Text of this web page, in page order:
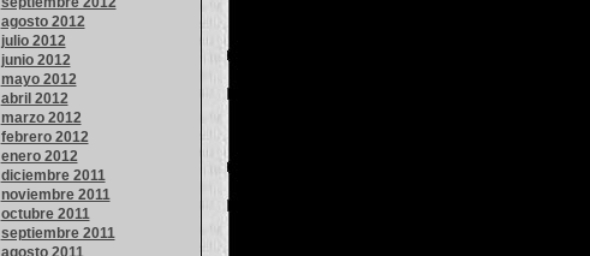
agosto 2012
julio 2012
junio 2012
mayo 2012
abril 2012
marzo 2012
febrero 2012
enero 2012
diciembre 2011
noviembre 2011
octubre 2011
septiembre 2011
agosto 2011